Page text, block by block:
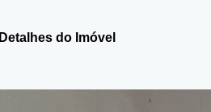
Detalhes do Imóvel